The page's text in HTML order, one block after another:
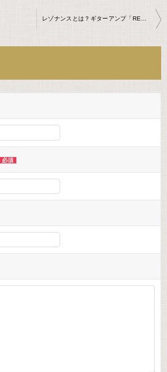
レゾナンスとは？ギターアンプ「RESONANCE」ツマミの使い方を現役プロが解説
必須